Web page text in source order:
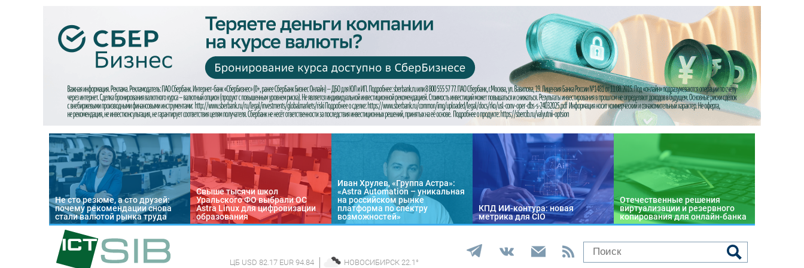
Не сто резюме, а сто друзей:
почему рекомендации снова
стали валютой рынка труда
Свыше тысячи школ
Уральского ФО выбрали ОС
Astra Linux для цифровизации
образования
Иван Хрулев, «Группа Астра»:
«Astra Automation – уникальная
на российском рынке
платформа по спектру
возможностей»
КПД ИИ-контура: новая
метрика для CIO
Отечественные решения
виртуализации и резервного
копирования для онлайн-банка
ЦБ USD 82.17 EUR 94.84 НОВОСИБИРСК 22.1 °